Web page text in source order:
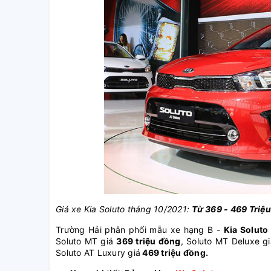
Giá xe Kia Soluto tháng 10/2021: Từ 369 - 469
Trường Hải phân phối mẫu xe hạng B - Kia
Soluto MT giá369 triệu đồng, Soluto MT Deluxe
Soluto AT Luxury giá 469 triệu đồng.